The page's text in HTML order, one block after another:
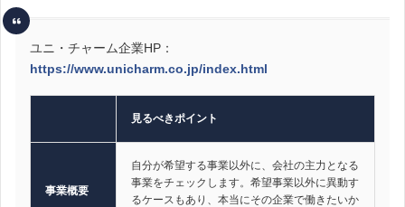
ユニ・チャーム企業HP：
https://www.unicharm.co.jp/index.html
見るべきポイント
事業概要
自分が希望する事業以外に、会社の主力となる
事業をチェックします。希望事業以外に異動す
るケースもあり、本当にその企業で働きたいか